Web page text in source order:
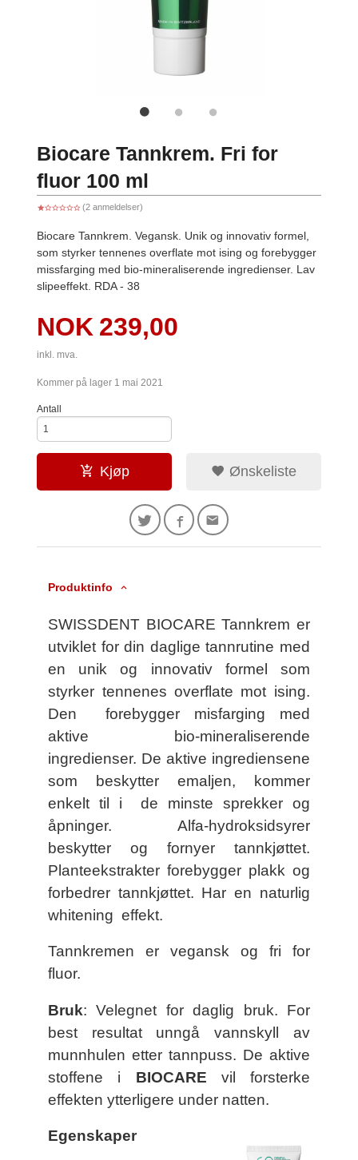
Biocare Tannkrem. Fri for
fluor 100 ml
(2 anmeldelser)
Biocare Tannkrem. Vegansk. Unik og innovativ formel,
som styrker tennenes overflate mot ising og forebygger
missfarging med bio-mineraliserende ingredienser. Lav
slipeeffekt. RDA - 38
Pris
NOK 239,00
inkl. mva.
Kommer på lager 1 mai 2021
Antall
Kjøp Ønskeliste
Produktinfo
SWISSDENT BIOCARE Tannkrem er
utviklet for din daglige tannrutine med
en unik og innovativ formel som
styrker tennenes overflate mot ising.
Den forebygger misfarging med
aktive bio-mineraliserende
ingredienser. De aktive ingrediensene
som beskytter emaljen, kommer
enkelt til i de minste sprekker og
åpninger. Alfa-hydroksidsyrer
beskytter og fornyer tannkjøttet.
Planteekstrakter forebygger plakk og
forbedrer tannkjøttet. Har en naturlig
whitening effekt.
Tannkremen er vegansk og fri for
fluor.
Bruk: Velegnet for daglig bruk. For
best resultat unngå vannskyll av
munnhulen etter tannpuss. De aktive
stoffene i BIOCARE vil forsterke
effekten ytterligere under natten.
Egenskaper